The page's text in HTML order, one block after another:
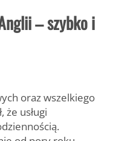
– szybko i
oraz wszelkiego
że usługi